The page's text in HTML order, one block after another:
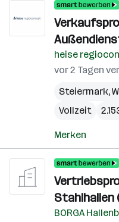
heise
vor 2 Tagen
Steiermark,
Vollzeit
Merken
Stahlhallen
BORGA